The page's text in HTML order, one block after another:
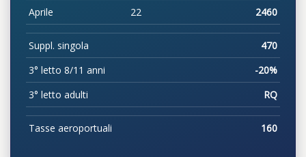
Aprile
22 2460
Suppl. singola
470
3° letto 8/11 anni
-20%
3° letto adulti
RQ
Tasse aeroportuali 160